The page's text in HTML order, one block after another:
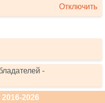
Отключить
-
2026